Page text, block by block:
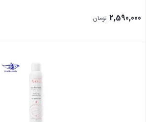
2,590,000 تومان